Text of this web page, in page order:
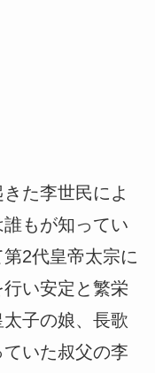
た李世民によ
もが知ってい
2代皇帝太宗に
い安定と繁栄
子の娘、長歌
いた叔父の李